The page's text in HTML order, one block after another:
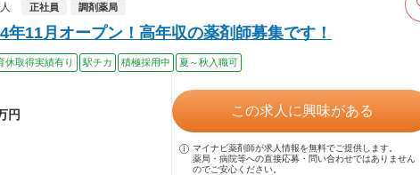
正社員 調剤薬局
11月オープン！高年収の薬剤師募集です！
休取得実績有り 駅チカ 積極採用中 夏～秋入職可
円
この求人に興味がある
マイナビ薬剤師が求人情報を無料でご提供します。
薬局・病院等への直接応募・問い合わせではありません
のでご安心ください。